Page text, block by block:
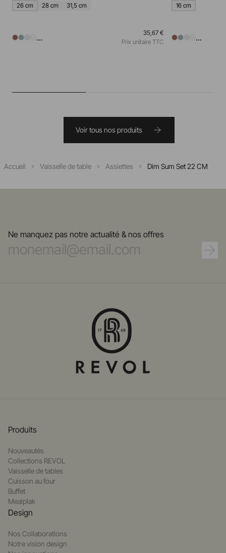
26 cm 28 cm 31,5 cm
...
35,67 €
Prix unitaire TTC
16 cm
...
Voir tous nos produits
Accueil Vaisselle de table Assiettes Dim Sum Set 22 CM
Ne manquez pas notre actualité & nos offres
Produits
Nouveautés
Collections REVOL
Vaisselle de tables
Cuisson au four
Buffet
Mealplak
Design
Nos Collaborations
Notre vision design